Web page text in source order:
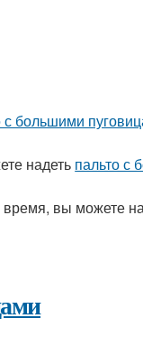
с большими
надеть пальто с
время, вы можете